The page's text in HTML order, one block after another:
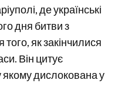
де українські
дня битви з
того, як закінчилися
Він цитує
дислокована у